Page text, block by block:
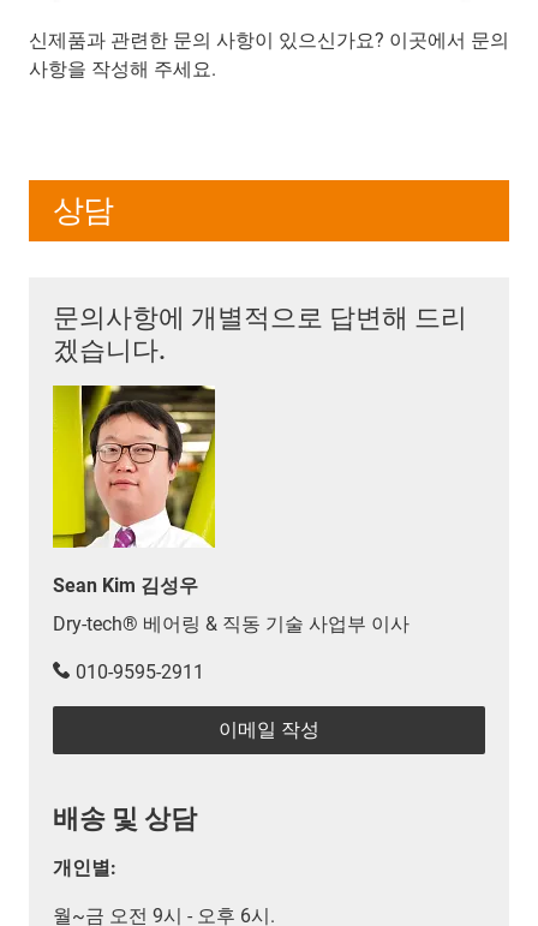
신제품과 관련한 문의 사항이 있으신가요? 이곳에서 문의
사항을 작성해 주세요.
상담
문의사항에 개별적으로 답변해 드리
겠습니다.
Sean Kim 김성우
Dry-tech® 베어링 & 직동 기술 사업부 이사
010-9595-2911
이메일 작성
배송 및 상담
개인별:
월~금 오전 9시 - 오후 6시.